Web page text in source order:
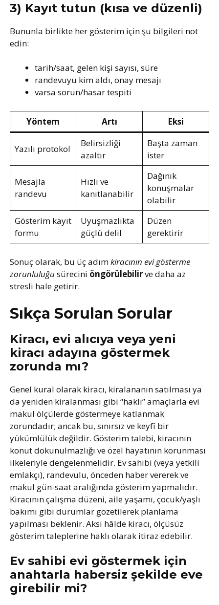
3) Kayıt tutun (kısa ve düzenli)
Bununla birlikte her gösterim için şu bilgileri not
edin:
tarih/saat, gelen kişi sayısı, süre
randevuyu kim aldı, onay mesajı
varsa sorun/hasar tespiti
Yöntem Artı Eksi
Yazılı protokol
Belirsizliği
azaltır
Başta zaman
ister
Mesajla
randevu
Hızlı ve
kanıtlanabilir
Dağınık
konuşmalar
olabilir
Gösterim kayıt
formu
Uyuşmazlıkta
güçlü delil
Düzen
gerektirir
Sonuç olarak, bu üç adımkiracının evi gösterme
zorunluluğusürecini öngörülebilirve daha az
stresli hale getirir.
Sıkça Sorulan Sorular
Kiracı, evi alıcıya veya yeni
kiracı adayına göstermek
zorunda mı?
Genel kural olarak kiracı, kiralananın satılması ya
da yeniden kiralanması gibi “haklı” amaçlarla evi
makul ölçülerde göstermeye katlanmak
zorundadır; ancak bu, sınırsız ve keyfî bir
yükümlülük değildir. Gösterim talebi, kiracının
konut dokunulmazlığı ve özel hayatının korunması
ilkeleriyle dengelenmelidir. Ev sahibi (veya yetkili
emlakçı), randevulu, önceden haber vererek ve
makul gün-saat aralığında gösterim yapmalıdır.
Kiracının çalışma düzeni, aile yaşamı, çocuk/yaşlı
bakımı gibi durumlar gözetilerek planlama
yapılması beklenir. Aksi hâlde kiracı, ölçüsüz
gösterim taleplerine haklı olarak itiraz edebilir.
Ev sahibi evi göstermek için
anahtarla habersiz şekilde eve
girebilir mi?